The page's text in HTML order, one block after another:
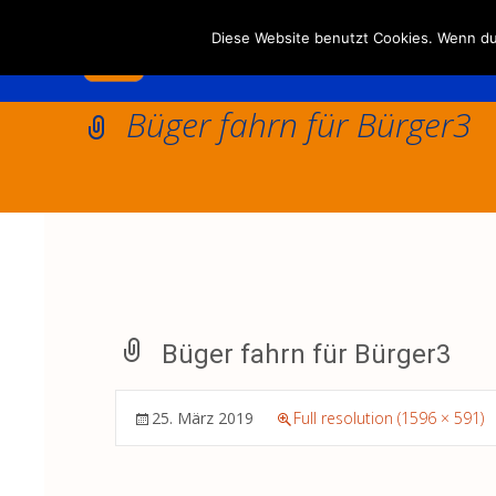
Büger fahrn für Bürger3
Büger fahrn für Bürger3
25. März 2019 Full resolution (1596 × 591)
Diese Website benutzt Cookies. Wenn